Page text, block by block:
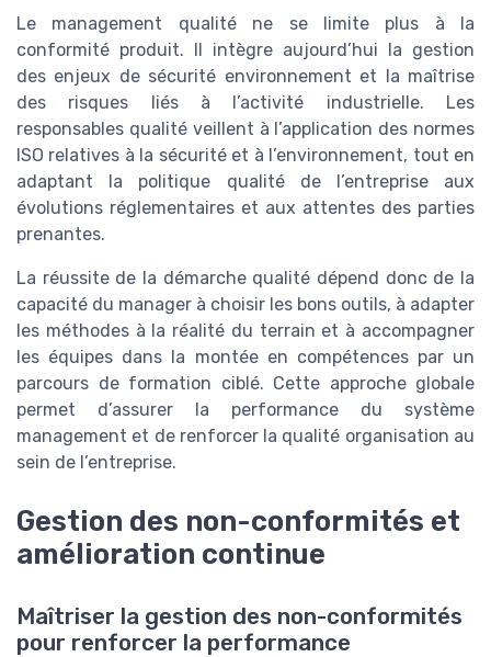
Le management qualité ne se limite plus à la
conformité produit. Il intègre aujourd’hui la gestion
des enjeux de sécurité environnement et la maîtrise
des risques liés à l’activité industrielle. Les
responsables qualité veillent à l’application des normes
ISO relatives à la sécurité et à l’environnement, tout en
adaptant la politique qualité de l’entreprise aux
évolutions réglementaires et aux attentes des parties
prenantes.
La réussite de la démarche qualité dépend donc de la
capacité du manager à choisir les bons outils, à adapter
les méthodes à la réalité du terrain et à accompagner
les équipes dans la montée en compétences par un
parcours de formation ciblé. Cette approche globale
permet d’assurer la performance du système
management et de renforcer la qualité organisation au
sein de l’entreprise.
Gestion des non-conformités et
amélioration continue
Maîtriser la gestion des non-conformités
pour renforcer la performance